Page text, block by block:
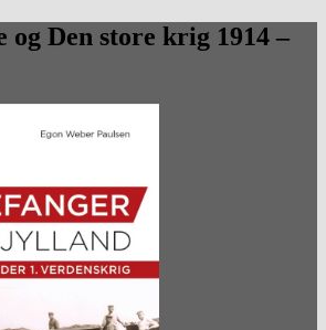
og Den store krig 1914 –